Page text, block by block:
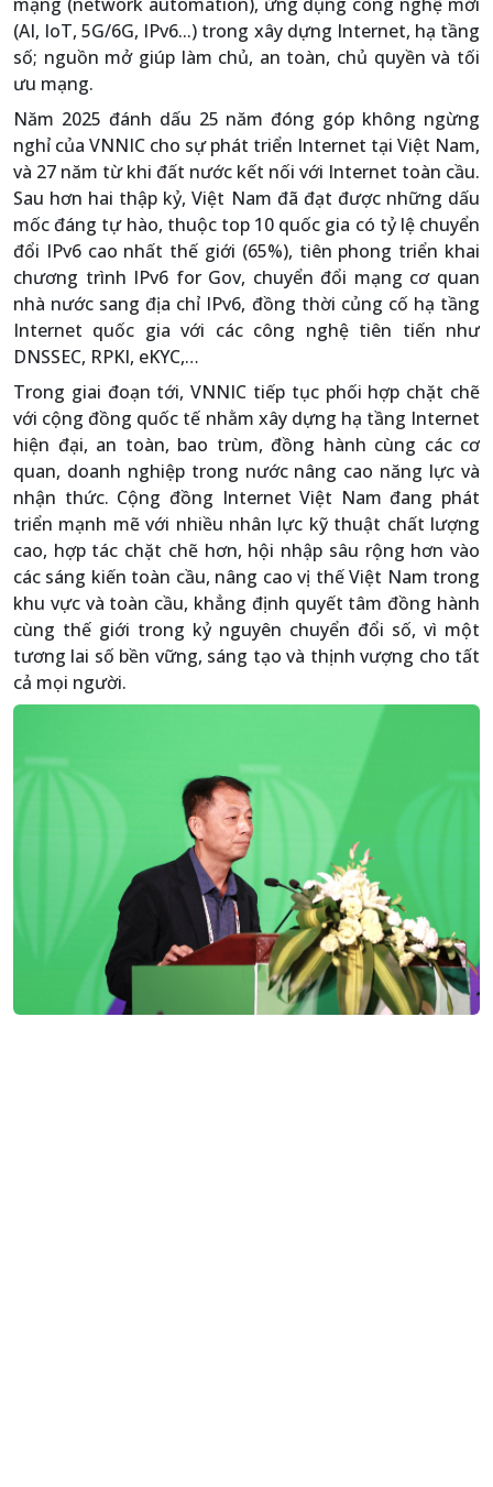
(AI, IoT, 5G/6G, IPv6...) trong xây dựng Internet, hạ tầng
số; nguồn mở giúp làm chủ, an toàn, chủ quyền và tối
ưu mạng.
Năm 2025 đánh dấu 25 năm đóng góp không ngừng
nghỉ của VNNIC cho sự phát triển Internet tại Việt Nam,
và 27 năm từ khi đất nước kết nối với Internet toàn cầu.
Sau hơn hai thập kỷ, Việt Nam đã đạt được những dấu
mốc đáng tự hào, thuộc top 10 quốc gia có tỷ lệ chuyển
đổi IPv6 cao nhất thế giới (65%), tiên phong triển khai
chương trình IPv6 for Gov, chuyển đổi mạng cơ quan
nhà nước sang địa chỉ IPv6, đồng thời củng cố hạ tầng
Internet quốc gia với các công nghệ tiên tiến như
DNSSEC, RPKI, eKYC,…
Trong giai đoạn tới, VNNIC tiếp tục phối hợp chặt chẽ
với cộng đồng quốc tế nhằm xây dựng hạ tầng Internet
hiện đại, an toàn, bao trùm, đồng hành cùng các cơ
quan, doanh nghiệp trong nước nâng cao năng lực và
nhận thức. Cộng đồng Internet Việt Nam đang phát
triển mạnh mẽ với nhiều nhân lực kỹ thuật chất lượng
cao, hợp tác chặt chẽ hơn, hội nhập sâu rộng hơn vào
các sáng kiến toàn cầu, nâng cao vị thế Việt Nam trong
khu vực và toàn cầu, khẳng định quyết tâm đồng hành
cùng thế giới trong kỷ nguyên chuyển đổi số, vì một
tương lai số bền vững, sáng tạo và thịnh vượng cho tất
cả mọi người.